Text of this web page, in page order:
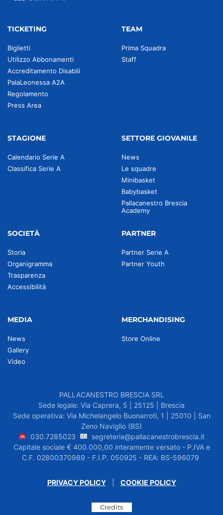
TICKETING
Biglietti
Utilizzo Abbonamenti
Accreditamento Disabili
PalaLeonessa A2A
Regolamento
Press Area
TEAM
Prima Squadra
Staff
STAGIONE
Calendario Serie A
Classifica Serie A
SETTORE GIOVANILE
News
Le squadre
Minibasket
Babybasket
Pallacanestro Brescia
Academy
SOCIETÀ
Storia
Organigramma
Trasparenza
Accessibilità
PARTNER
Partner Serie A
Partner Youth
MEDIA
News
Gallery
Video
MERCHANDISING
Store Online
PALLACANESTRO BRESCIA SRL
Sede legale: Via Caprera, 5 | 25125 | Brescia
Sede operativa: Via Michelangelo Buonarroti, 1 | 25010 | San
Zeno Naviglio (BS)
030.7285023
segreteria@pallacanestrobrescia.it
Capitale sociale € 400.000,00 interamente versato - P.IVA e
C.F. 02800370989 - F.I.P. 050925 - REA: BS-596079
PRIVACY POLICY| COOKIE POLICY
Credits